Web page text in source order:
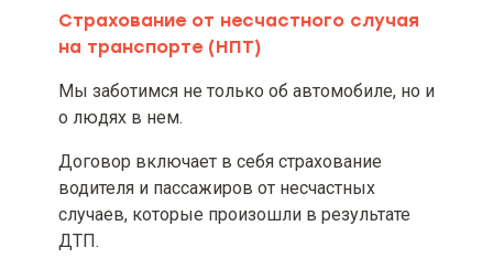
Оговорки для потребителя о
необходимости ознакомления с
информацией до заключения
договора страхования
Страхование от несчастного случая
на транспорте (НПТ)
Мы заботимся не только об автомобиле, но и
о людях в нем.
Договор включает в себя страхование
водителя и пассажиров от несчастных
случаев, которые произошли в результате
ДТП.